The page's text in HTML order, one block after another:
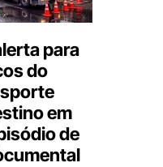
para
do
em
de